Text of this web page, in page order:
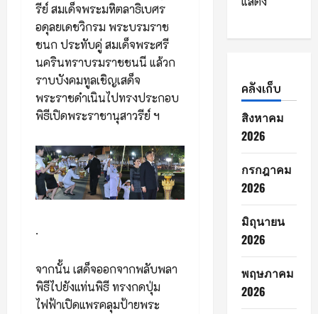
รีย์ สมเด็จพระมหิตลาธิเบศร
อดุลยเดชวิกรม พระบรมราช
ชนก ประทับคู่ สมเด็จพระศรี
นครินทราบรมราชชนนี แล้วก
ราบบังคมทูลเชิญเสด็จ
พระราชดำเนินไปทรงประกอบ
พิธีเปิดพระราชานุสาวรีย์ ฯ
.
จากนั้น เสด็จออกจากพลับพลา
พิธีไปยังแท่นพิธี ทรงกดปุ่ม
ไฟฟ้าเปิดแพรคลุมป้ายพระ
คลังเก็บ
สิงหาคม
2026
กรกฎาคม
2026
มิถุนายน
2026
พฤษภาคม
2026